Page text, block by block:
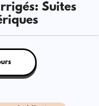
Suites